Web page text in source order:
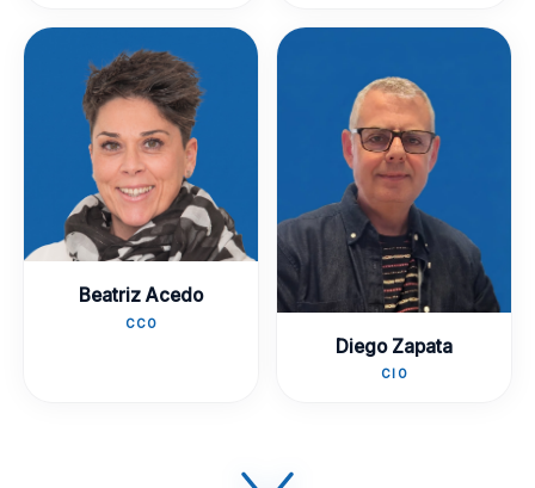
Beatriz Acedo
CCO
Diego Zapata
CIO